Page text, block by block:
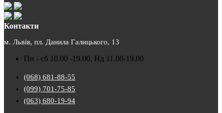
Контакти
м. Львів, пл. Данила Галицького, 13
Пн - сб 10.00 -19.00, Нд 11.00-19.00
(068) 681-88-55
(099) 701-75-85
(063) 680-19-94